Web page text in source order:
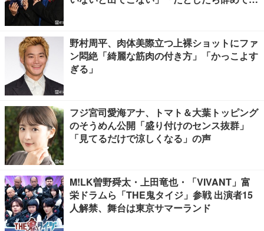
野村周平、肉体美際立つ上裸ショットにファ
ン悶絶「綺麗な筋肉の付き方」「かっこよす
ぎる」
フジ宮司愛海アナ、トマト＆大葉トッピング
のそうめん公開「盛り付けのセンス抜群」
「見てるだけで涼しくなる」の声
M!LK曽野舜太・上田竜也・「VIVANT」富
栄ドラムら「THE鬼タイジ」参戦 出演者15
人解禁、舞台は東京サマーランド